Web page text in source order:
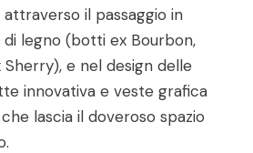
il passaggio in
legno (botti ex Bourbon,
Sherry), e nel design delle
innovativa e veste grafica
lascia il doveroso spazio